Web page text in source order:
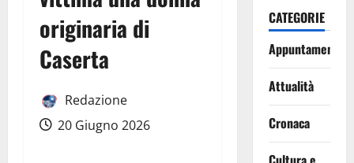
originaria di
Caserta
Redazione
20 Giugno 2026
CATEGORIE
Appuntamenti
Attualità
Cronaca